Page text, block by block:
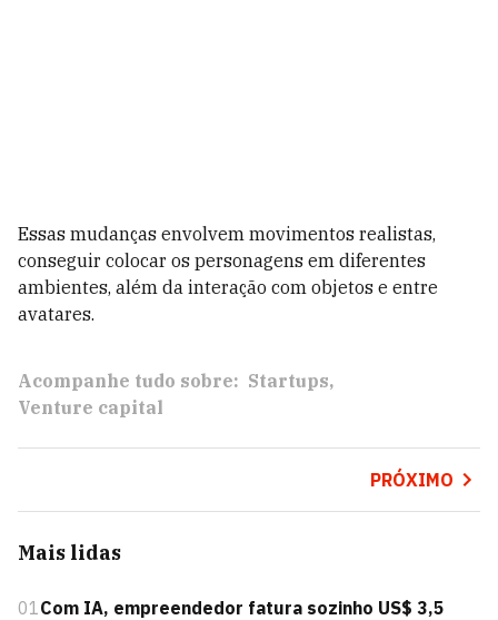
Essas mudanças envolvem movimentos realistas,
conseguir colocar os personagens em diferentes
ambientes, além da interação com objetos e entre
avatares.
Acompanhe tudo sobre: Startups
Venture capital
PRÓXIMO
Mais lidas
01 Com IA, empreendedor fatura sozinho US$ 3,5